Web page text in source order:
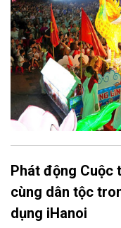
Phát động Cuộc
cùng dân tộc
dụng iHanoi